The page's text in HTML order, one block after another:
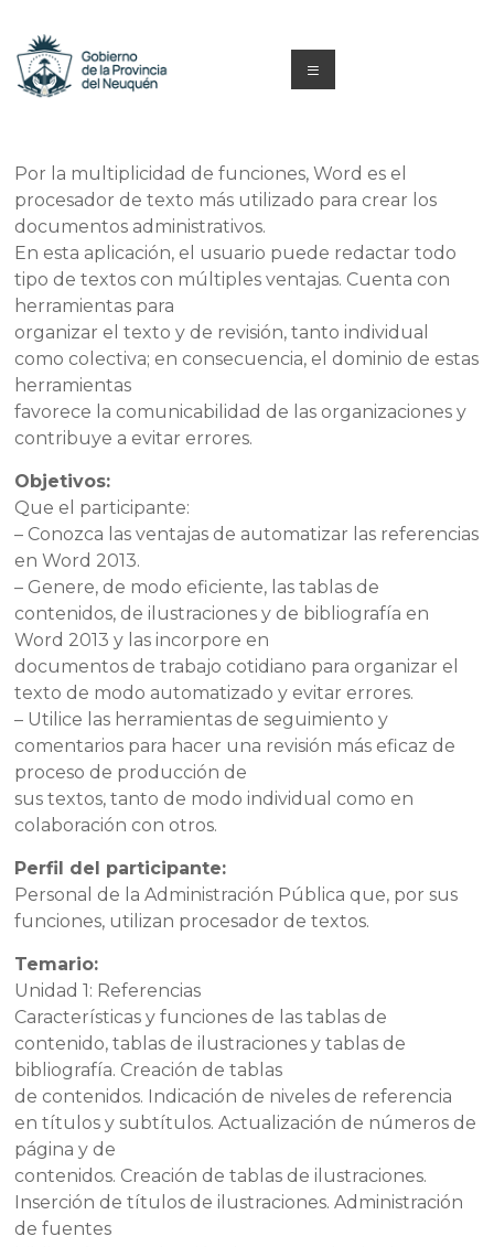
contenido
y
Formación
Neuquén
Menú
Por la multiplicidad de funciones, Word es el
procesador de texto más utilizado para crear los
documentos administrativos.
En esta aplicación, el usuario puede redactar todo
tipo de textos con múltiples ventajas. Cuenta con
herramientas para
organizar el texto y de revisión, tanto individual
como colectiva; en consecuencia, el dominio de estas
herramientas
favorece la comunicabilidad de las organizaciones y
contribuye a evitar errores.
Objetivos:
Que el participante:
– Conozca las ventajas de automatizar las referencias
en Word 2013.
– Genere, de modo eficiente, las tablas de
contenidos, de ilustraciones y de bibliografía en
Word 2013 y las incorpore en
documentos de trabajo cotidiano para organizar el
texto de modo automatizado y evitar errores.
– Utilice las herramientas de seguimiento y
comentarios para hacer una revisión más eficaz de
proceso de producción de
sus textos, tanto de modo individual como en
colaboración con otros.
Perfil del participante:
Personal de la Administración Pública que, por sus
funciones, utilizan procesador de textos.
Temario:
Unidad 1: Referencias
Características y funciones de las tablas de
contenido, tablas de ilustraciones y tablas de
bibliografía. Creación de tablas
de contenidos. Indicación de niveles de referencia
en títulos y subtítulos. Actualización de números de
página y de
contenidos. Creación de tablas de ilustraciones.
Inserción de títulos de ilustraciones. Administración
de fuentes